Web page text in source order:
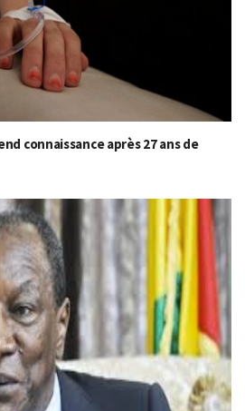
connaissance après 27 ans de